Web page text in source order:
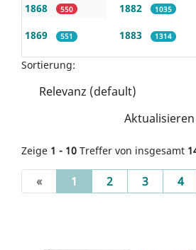
1868 550
1869 551
1882 1035
1883 1314
Sortierung:
Aktualisieren
Zeige 1 - 10 Treffer von insgesamt
« 1 (current)
2 3 4